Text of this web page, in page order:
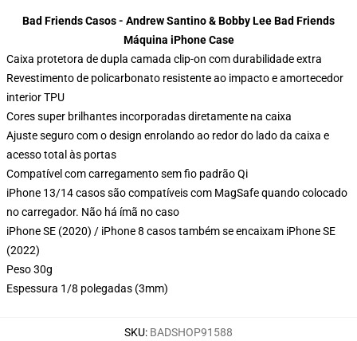
Bad Friends Casos - Andrew Santino & Bobby Lee Bad Friends
Máquina iPhone Case
Caixa protetora de dupla camada clip-on com durabilidade extra
Revestimento de policarbonato resistente ao impacto e amortecedor
interior TPU
Cores super brilhantes incorporadas diretamente na caixa
Ajuste seguro com o design enrolando ao redor do lado da caixa e
acesso total às portas
Compatível com carregamento sem fio padrão Qi
iPhone 13/14 casos são compatíveis com MagSafe quando colocado
no carregador. Não há ímã no caso
iPhone SE (2020) / iPhone 8 casos também se encaixam iPhone SE
(2022)
Peso 30g
Espessura 1/8 polegadas (3mm)
SKU: BADSHOP91588